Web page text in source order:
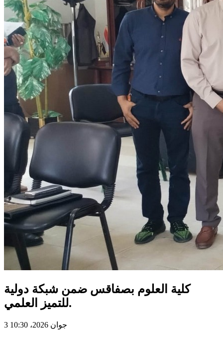
كلية العلوم بصفاقس ضمن شبكة دولية
للتميز العلمي.
3 جوان 2026، 10:30